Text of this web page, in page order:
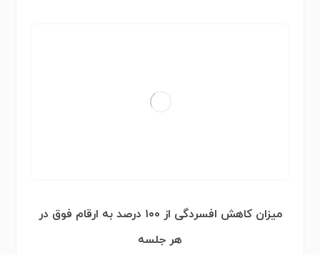
میزان کاهش افسردگی از ۱۰۰ درصد به ارقام فوق در
هر جلسه